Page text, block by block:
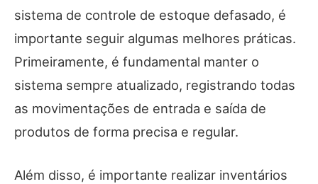
sistema de controle de estoque defasado, é
importante seguir algumas melhores práticas.
Primeiramente, é fundamental manter o
sistema sempre atualizado, registrando todas
as movimentações de entrada e saída de
produtos de forma precisa e regular.
Além disso, é importante realizar inventários